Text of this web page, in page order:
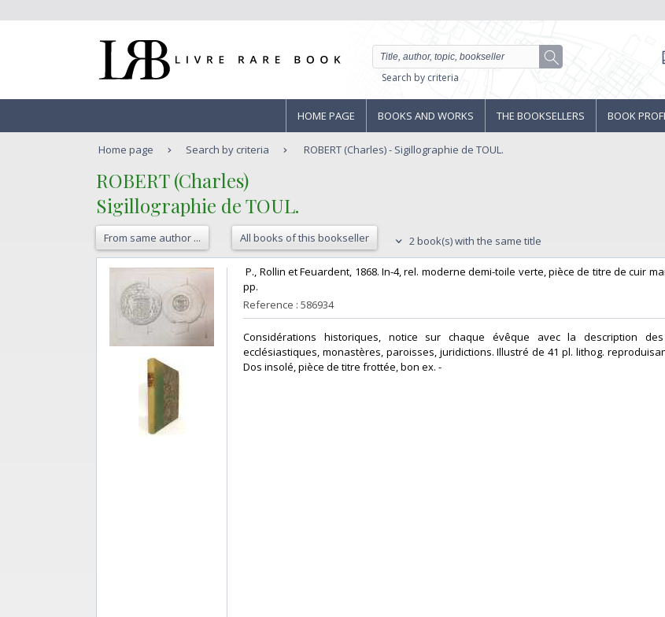
Search by criteria
HOME PAGE BOOKS AND WORKS THE BOOKSELLERS BOOK
Home page Search by criteria ROBERT (Charles) - Sigillographie de TOUL.
‎ROBERT (Charles)‎
‎Sigillographie de TOUL.‎
From same author ... All books of this bookseller 2 book(s) with the same title
P., Rollin et Feuardent, 1868. In-4, rel. moderne demi-toile verte, pièce de titre de cuir
pp. ‎
Reference : 586934
‎Considérations historiques, notice sur chaque évêque avec la description
ecclésiastiques, monastères, paroisses, juridictions. Illustré de 41 pl. lithog.
Dos insolé, pièce de titre frottée, bon ex. - ‎